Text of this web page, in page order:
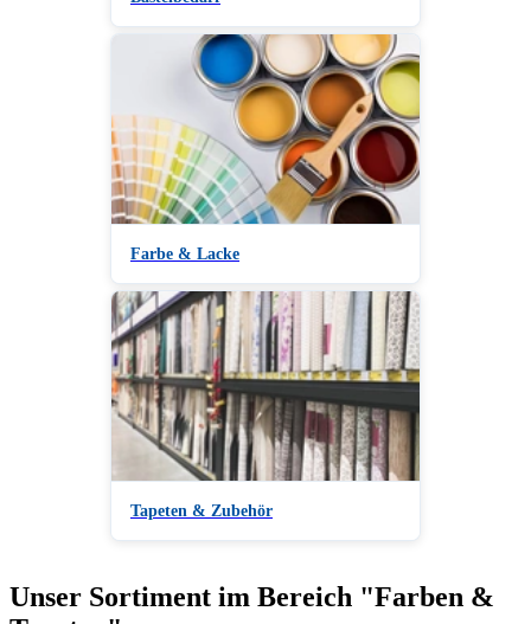
Farbe & Lacke
Tapeten & Zubehör
Unser Sortiment im Bereich "Farben &